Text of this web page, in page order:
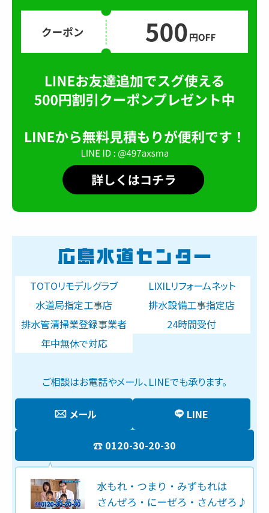
TOTOリモデルグラブ
LIXILリフォームネット
水道局指定工事店
排水設備工事指定店
排水管清掃業登録事業者
24時間受付
年中無休で対応
ご相談はお電話やメール、LINEでも承ります。
0120-30-20-30
メール LINE